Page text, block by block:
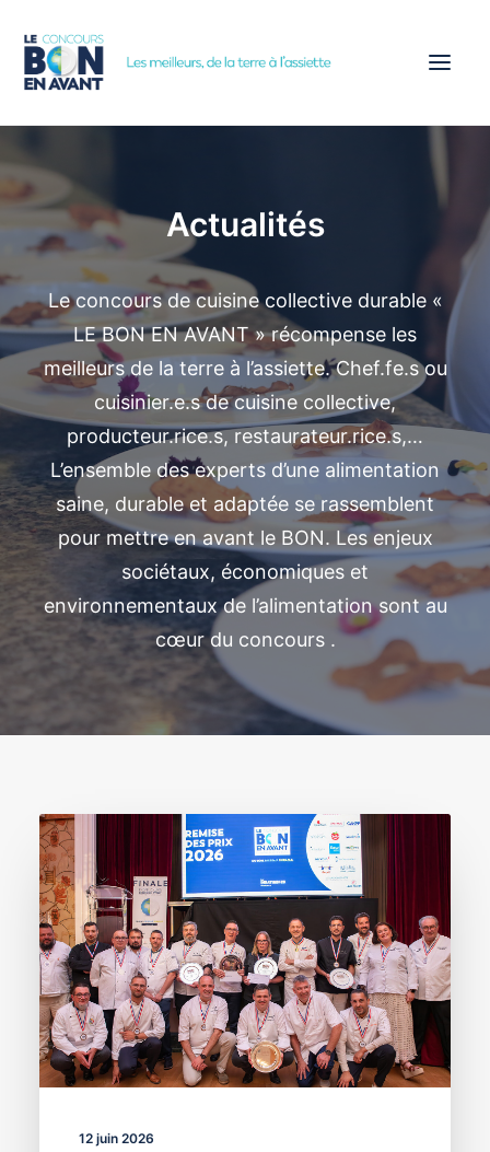
ACCUEIL
CONCOURS
ÉTAPES
PARTENAIRES
ACTUALITÉS
INSCRIPTION
Actualités
Le concours de cuisine collective durable «
LE BON EN AVANT » récompense les
meilleurs de la terre à l’assiette. Chef.fe.s ou
cuisinier.e.s de cuisine collective,
producteur.rice.s, restaurateur.rice.s,…
L’ensemble des experts d’une alimentation
saine, durable et adaptée se rassemblent
pour mettre en avant le BON. Les enjeux
sociétaux, économiques et
environnementaux de l’alimentation sont au
cœur du concours .
12 juin 2026